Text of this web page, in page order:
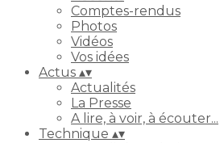
Comptes-rendus
Photos
Vidéos
Vos idées
Actus ▴▾
Actualités
La Presse
A lire, à voir, à écouter...
Technique ▴▾